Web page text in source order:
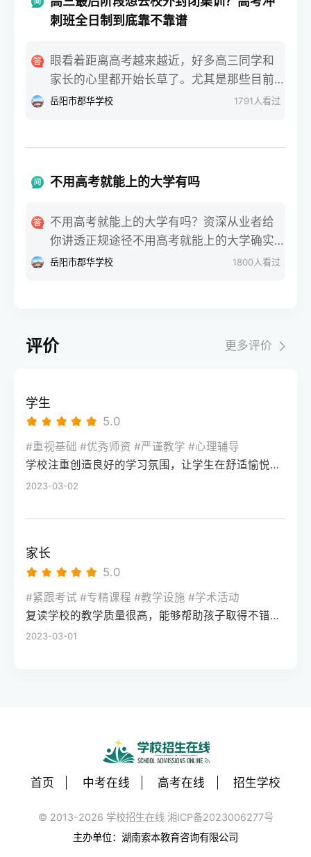
定要记牢。比如郴州的同学，哪怕在郴州明
能选湖南省内专科。高考就灵活多了，全国
的本科、专科都能报，只要分数够，想去哪
所学校都可以。四、录取后待遇无差别，适
可的，没区别。唯一不同的是，单招录取后
录，多一次机会。基础薄弱、预估考不上本
干高考。总结一下，郴州的私立中学有郴州
明星学校、苏仙区金海学校等，选学校前先
搞懂单招和高考的区别，结合自身基础选
说，大家听到太多的神话，比如谁谁谁复读
一年逆袭了一百多分，也有人吓唬你说回去
复读一年一般可以提高多少分？今天咱就摘
掉所有机构的夸大宣传，用最接地气的大白
话，把不同基础的同学重来一年的真实提分
看，原本分数在专科线上、或者距离本科线
效果通常非常显著。这个分数段的同学，复
读一年平均能提高四十分到七十分，甚至基
础实在太差、但最后开窍了的同学冲高个八
公式、高一高二的课本基础概念重新讲通讲
秀但高考严重失常的学霸，重在找回本该属
于自己的分还有一类同学，就是平时的尖子
生在考场上掉了链子，比如平时模拟考能稳
稳上个优质一本，结果因为心态崩溃、意外
涂错卡，最后只考了个普通二本的分数。对
少分，你千万别去和别人比分数值。你们的
来没有低分段的人涨得多，但这几十分的含
金量完全不一样，它能帮你跨越学校层次的
鸿沟。你们回去复读，本质上不是去学新知
识，而是去做“心理降噪”和习惯微循环的修
复，把考前焦虑、心态内耗的问题解决掉，
的竞争已经不是知识点的比拼，而是细节和
运气的博弈。再来一年稍微有个小失误，分
数可能不升反降，提分一般在十分以内，甚
多分甚至更低，说明学习习惯和定力已经彻
底出了问题。这类同学如果回去还是吃大锅
刺班全日制到底靠不靠谱
眼看着距离高考越来越近，好多高三同学和
家长的心里都开始长草了。尤其是那些目前
分数卡在本科线边缘，或者偏科特别严重的
原学校熬着了，找个校外的机构冲一把。对
于零基础的小白家庭来说，一听到这些花里
是：这种高考冲刺班全日制封闭集训，到底
能不能帮孩子把分数提上去？会不会是花了
大钱还耽误了孩子？今天咱就摘掉所有虚头
制冲刺班，就是让孩子暂时离开原本的高
上几个小时，孩子的大部分时间还是跟着高
中的大部队走。而全日制冲刺，则是把孩子
从早晨七点的晨读，到白天高强度的分层授
课，再到晚自习的面对面答疑，可以说是把
备考氛围直接拉满了。这种模式最大的优
到学习里。第二，别只看宣传广告，挑这种
机构必须死磕两件事市面上的机构鱼龙混
时候，千万别被豪华的宿舍或者所谓的名师
押题给砸晕了，你只需要死磕两个硬指标。
首先是分层教学的能力。高三最后阶段，吃
望冲好学校的就去死磕高考评分标准的扣分
点。其次就是心理降噪和陪伴的软实力。最
后这几个月，很多孩子学不进去不是因为
笨，而是焦虑、失眠、心态崩了。好机构的
班主任会天天钉在教室里，观察哪个孩子眼
神不对了、情绪低落了，及时拉一把，这比
岳阳市郡华学校 1791人看过
不用高考就能上的大学有吗
不用高考就能上的大学有吗？资深从业者给
你讲透正规途径不用高考就能上的大学确实
有，但得走官方认可的正规途径，千万别踩
说国内统招类的特殊招生，这是拿全日制统
招文凭的正规渠道。第一种是综合评价招
现和综合素质评价作为录取依据，高考成绩
只占一部分，部分特殊班型甚至不硬性要求
高考分数。我们曾帮一位竞赛获奖的学生通
过这个路径拿到西外的录取通知书，避开了
高考发挥失常的风险。第二种是高职单招，
民政职业技术学院、湖南工业职业技术学院
用参加高考直接入学。要注意的是，单招录
取后就不能再参加高考，得根据自己的成绩
水平谨慎选择，我们遇到过不少学生盲目单
招后后悔的情况。还有保送生通道，不过门
槛很高，主要面向奥赛获奖、外国语学校推
教育部备案的正规项目，避免拿到不被认可
的文凭。我们每年都会帮学生审核这类项目
的合规性，去年就劝退了三个未备案的“野鸡
升或成绩较差的学生，比如自考、成人高
考、国家开放大学。这类途径不用高考，但
岳阳市郡华学校 1800人看过
评价 更多评价
学生
5.0
#重视基础 #优秀师资 #严谨教学 #心理辅导
学校注重创造良好的学习氛围，让学生在舒适愉悦的环境中学习。这种氛围可以让学生更加投入学习，提高学习效率，同时也有利于培养学生的自律能力。
2023-03-02
家长
5.0
#紧跟考试 #专精课程 #教学设施 #学术活动
复读学校的教学质量很高，能够帮助孩子取得不错的成绩，同时学习氛围也很好，孩子能够在舒适的环境中学习。我会向其他家长推荐这所学校。
2023-03-01
首页 中考在线 高考在线 招生学校
© 2013-2026 学校招生在线 湘ICP备2023006277号
主办单位：湖南索本教育咨询有限公司